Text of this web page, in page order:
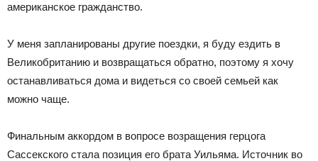
американское гражданство.
У меня запланированы другие поездки, я буду ездить в
Великобританию и возвращаться обратно, поэтому я хочу
останавливаться дома и видеться со своей семьей как
можно чаще.
Финальным аккордом в вопросе возращения герцога
Сассекского стала позиция его брата Уильяма. Источник во